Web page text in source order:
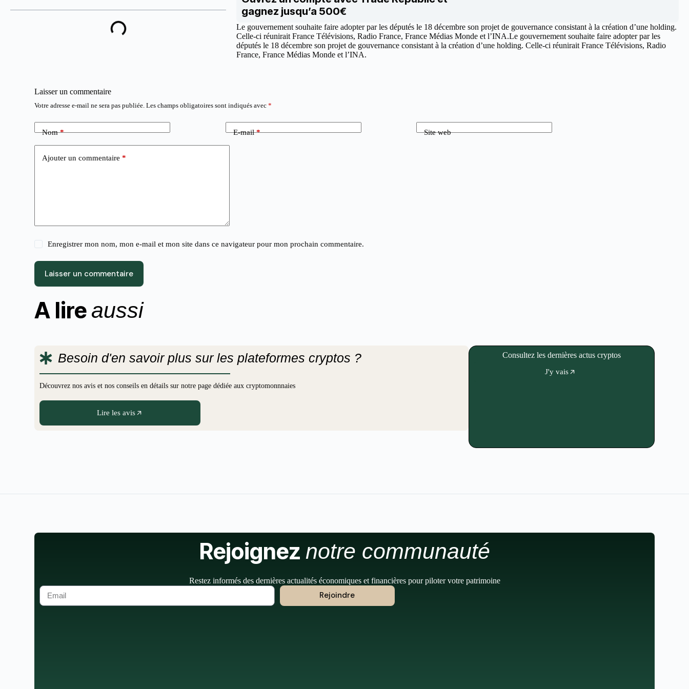
gagnez jusqu’a 500€
Le gouvernement souhaite faire adopter par les députés le 18 décembre son projet de gouvernance consistant à la création d’une holding.
Celle-ci réunirait France Télévisions, Radio France, France Médias Monde et l’INA.Le gouvernement souhaite faire adopter par les
députés le 18 décembre son projet de gouvernance consistant à la création d’une holding. Celle-ci réunirait France Télévisions, Radio
France, France Médias Monde et l’INA.
Laisser un commentaire
Votre adresse e-mail ne sera pas publiée. Les champs obligatoires sont indiqués avec*
Nom* E-mail* Site web
Ajouter un commentaire *
Enregistrer mon nom, mon e-mail et mon site dans ce navigateur pour mon prochain commentaire.
Laisser un commentaire
A lire aussi
Besoin d'en savoir plus sur les plateformes cryptos ?
Découvrez nos avis et nos conseils en détails sur notre page dédiée aux cryptomonnnaies
Lire les avis
Consultez les dernières actus cryptos
J'y vais
Rejoignez notre communauté
Restez informés des dernières actualités économiques et financières pour piloter votre patrimoine
Rejoindre